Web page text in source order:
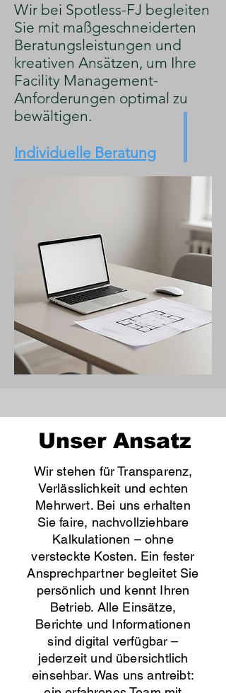
​Wir bei Spotless-FJ begleiten
Sie mit maßgeschneiderten
Beratungsleistungen und
kreativen Ansätzen, um Ihre
Facility Management-
Anforderungen optimal zu
bewältigen.
Individuelle Beratung
Unser Ansatz
Wir stehen für Transparenz,
Verlässlichkeit und echten
Mehrwert. Bei uns erhalten
Sie faire, nachvollziehbare
Kalkulationen – ohne
versteckte Kosten. Ein fester
Ansprechpartner begleitet Sie
persönlich und kennt Ihren
Betrieb. Alle Einsätze,
Berichte und Informationen
sind digital verfügbar –
jederzeit und übersichtlich
einsehbar. Was uns antreibt: